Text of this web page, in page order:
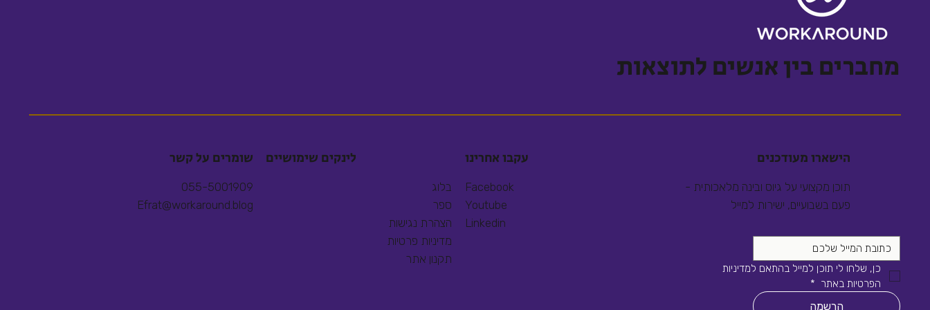
מחברים בין אנשים לתוצאות
שומרים על קשר
055-5001909
Efrat@workaround.blog
לינקים שימושיים
בלוג
ספר
הצהרת נגישות
מדיניות פרטיות
תקנון אתר
עקבו אחרינו
Facebook
Youtube
Linkedin
הישארו מעודכנים
תוכן מקצועי על גיוס ובינה מלאכותית -
פעם בשבועיים, ישירות למייל
כן, שלחו לי תוכן למייל בהתאם למדיניות
הפרטיות באתר *
הרשמה